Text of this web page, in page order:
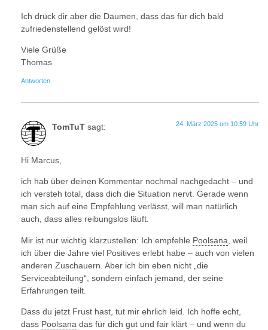
Ich drück dir aber die Daumen, dass das für dich bald
zufriedenstellend gelöst wird!
Viele Grüße
Thomas
Antworten
TomTuT sagt: 24. März 2025 um 10:59 Uhr
Hi Marcus,
ich hab über deinen Kommentar nochmal nachgedacht – und
ich versteh total, dass dich die Situation nervt. Gerade wenn
man sich auf eine Empfehlung verlässt, will man natürlich
auch, dass alles reibungslos läuft.
Mir ist nur wichtig klarzustellen: Ich empfehle Poolsana , weil
ich über die Jahre viel Positives erlebt habe – auch von vielen
anderen Zuschauern. Aber ich bin eben nicht „die
Serviceabteilung“, sondern einfach jemand, der seine
Erfahrungen teilt.
Dass du jetzt Frust hast, tut mir ehrlich leid. Ich hoffe echt,
dass Poolsana das für dich gut und fair klärt – und wenn du